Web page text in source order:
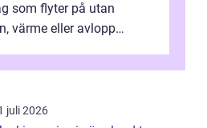
som flyter på utan
värme eller avlopp
juli 2026